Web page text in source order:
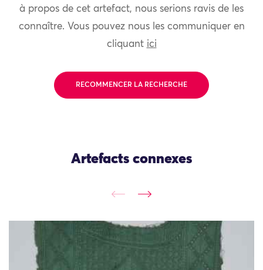
à propos de cet artefact, nous serions ravis de les
connaître. Vous pouvez nous les communiquer en
cliquant ici
RECOMMENCER LA RECHERCHE
Artefacts connexes